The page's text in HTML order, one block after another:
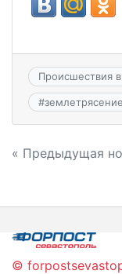
Происшествия
#землетрясение
записям
« Предыдущая
©